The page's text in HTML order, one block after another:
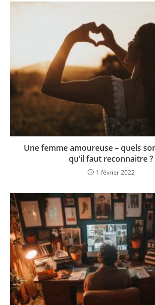
Une femme amoureuse – quels
qu’il faut reconnaitre ?
1 février 2022